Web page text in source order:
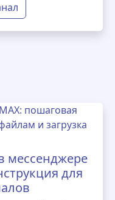
мессенджере
для